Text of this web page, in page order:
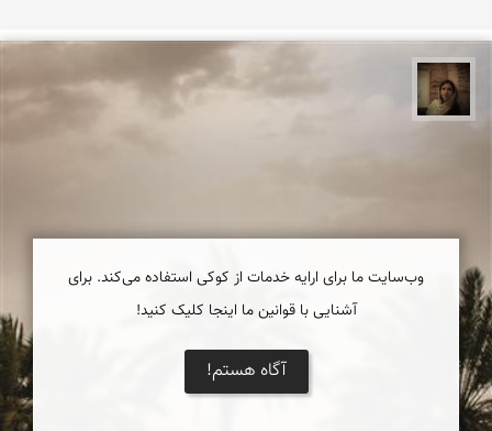
وب‌سایت ما برای ارایه خدمات از کوکی استفاده می‌کند. برای
آشنایی با قوانین ما اینجا کلیک کنید!
آگاه هستم!